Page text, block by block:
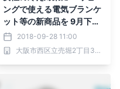
ングで使える電気ブランケ
ット等の新商品を 9月下旬
より順次発売
2018-09-28 11:00
大阪市西区立売堀2丁目3番16号 株式会社山善 (証券コード：8051)